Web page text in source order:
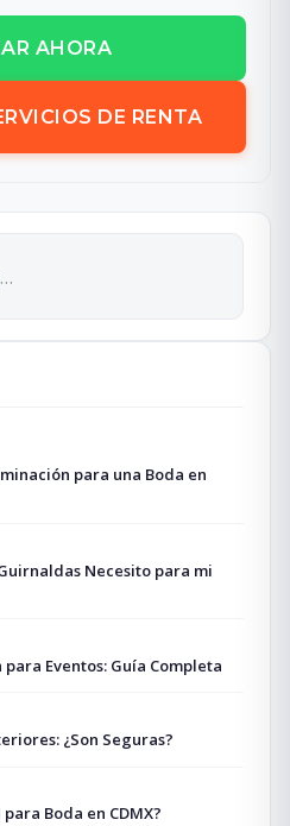
AHORA
DE RENTA
para una Boda en
Necesito para mi
Eventos: Guía Completa
¿Son Seguras?
para Boda en CDMX?